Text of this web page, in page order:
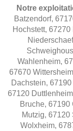
Notre
Batzendorf,
Hochstett,
Wahlenheim,
67670
Dachstein,
67120
Bruche,
Mutzig,
Wolxheim,